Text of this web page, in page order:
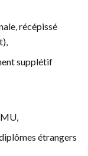
récépissé
supplétif
étrangers